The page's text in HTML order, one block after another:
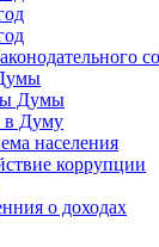
Думы
в Думу
населения
коррупции
о доходах